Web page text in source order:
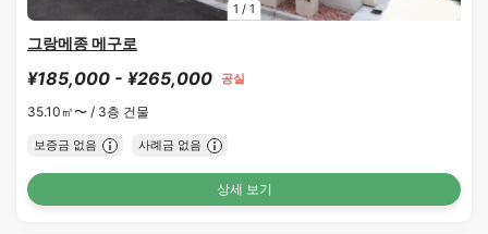
1 / 1
그랑메종 메구로
¥185,000 - ¥265,000 공실
35.10㎡〜 / 3층 건물
보증금 없음 사례금 없음
상세 보기